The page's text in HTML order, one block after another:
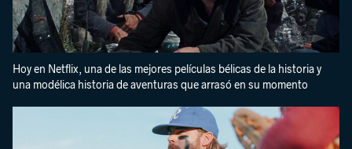
Hoy en Netflix, una de las mejores películas bélicas de la historia y
una modélica historia de aventuras que arrasó en su momento